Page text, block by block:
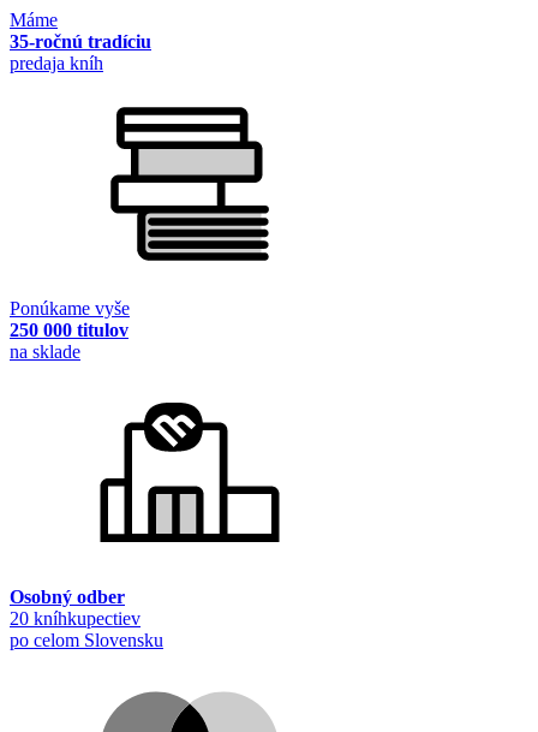
Máme
35-ročnú tradíciu
predaja kníh
Ponúkame vyše
250 000 titulov
na sklade
Osobný odber
20 kníhkupectiev
po celom Slovensku